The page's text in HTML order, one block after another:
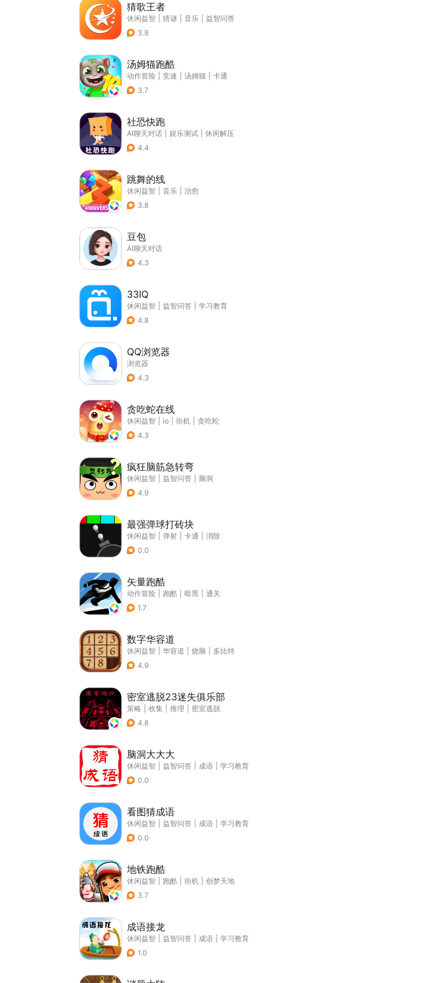
猜歌王者
休闲益智 猜谜 音乐
益智问答
3.8
汤姆猫跑酷
动作冒险 竞速 汤姆猫
卡通
3.7
社恐快跑
AI聊天对话 娱乐测试
休闲解压
4.4
跳舞的线
休闲益智 音乐
治愈
3.8
豆包
AI聊天对话
4.3
33IQ
休闲益智 益智问答
学习教育
4.8
QQ浏览器
浏览器
4.3
贪吃蛇在线
休闲益智 io 街机
贪吃蛇
4.3
疯狂脑筋急转弯
休闲益智 益智问答
脑洞
4.9
最强弹球打砖块
休闲益智 弹射 卡通
消除
0.0
矢量跑酷
动作冒险 跑酷 暗黑
通关
1.7
数字华容道
休闲益智 华容道 烧脑
多比特
4.9
密室逃脱23迷失俱乐部
策略 收集 推理
密室逃脱
4.8
脑洞大大大
休闲益智 益智问答 成语
学习教育
0.0
看图猜成语
休闲益智 益智问答 成语
学习教育
0.0
地铁跑酷
休闲益智 跑酷 街机
创梦天地
3.7
成语接龙
休闲益智 益智问答 成语
学习教育
1.0